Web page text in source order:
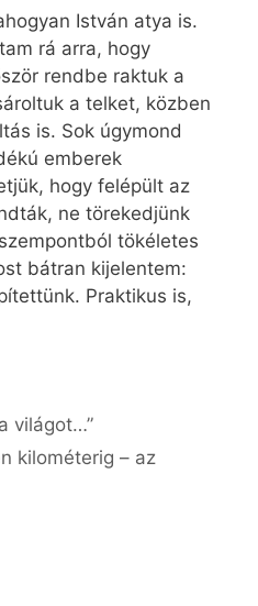
István atya is.
rá arra, hogy
rendbe raktuk a
a telket, közben
is. Sok úgymond
emberek
hogy felépült az
ne törekedjünk
tökéletes
bátran kijelentem:
Praktikus is,
világot…”
kilométerig – az